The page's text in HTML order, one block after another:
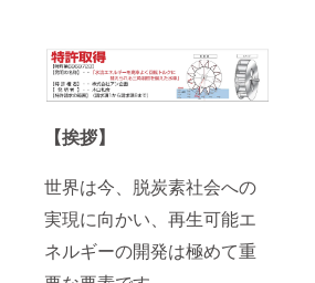
【挨拶】
世界は今、脱炭素社会への
実現に向かい、再生可能エ
ネルギーの開発は極めて重